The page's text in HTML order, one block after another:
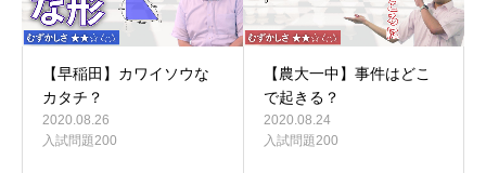
【早稲田】カワイソウな
カタチ？
2020.08.26
入試問題200
【農大一中】事件はどこ
で起きる？
2020.08.24
入試問題200